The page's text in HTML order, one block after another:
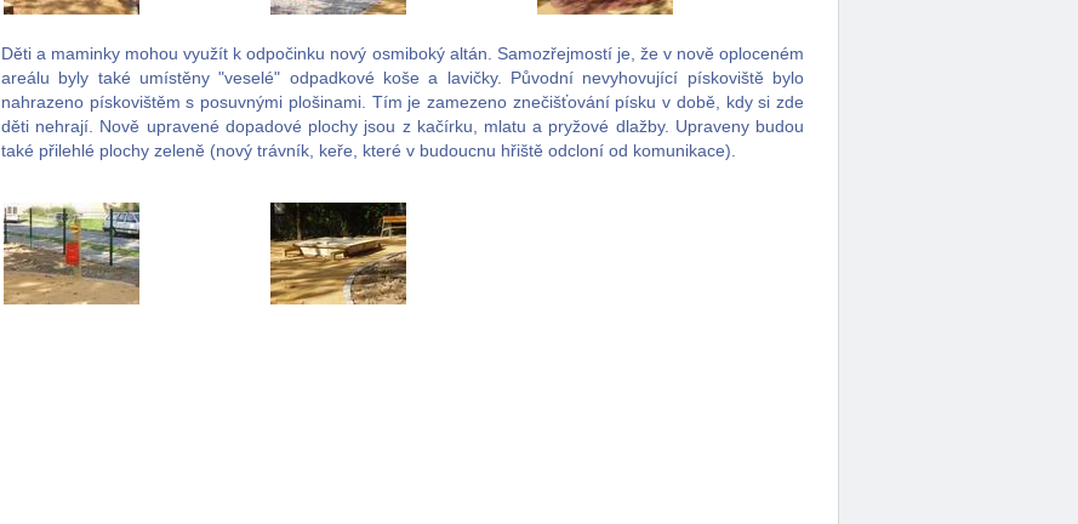
Děti a maminky mohou využít k odpočinku nový osmiboký altán. Samozřejmostí je, že v nově oploceném
areálu byly také umístěny "veselé" odpadkové koše a lavičky. Původní nevyhovující pískoviště bylo
nahrazeno pískovištěm s posuvnými plošinami. Tím je zamezeno znečišťování písku v době, kdy si zde
děti nehrají. Nově upravené dopadové plochy jsou z kačírku, mlatu a pryžové dlažby. Upraveny budou
také přilehlé plochy zeleně (nový trávník, keře, které v budoucnu hřiště odcloní od komunikace).